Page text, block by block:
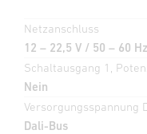
Netzanschluss
12 – 22,5 V / 50 – 60 Hz
Schaltausgang 1,
Nein
Versorgungsspannung
Dali-Bus